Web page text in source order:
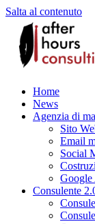
Salta al contenuto
Home
News
Agenzia di
Sito
Email
Social
Google
Consulente